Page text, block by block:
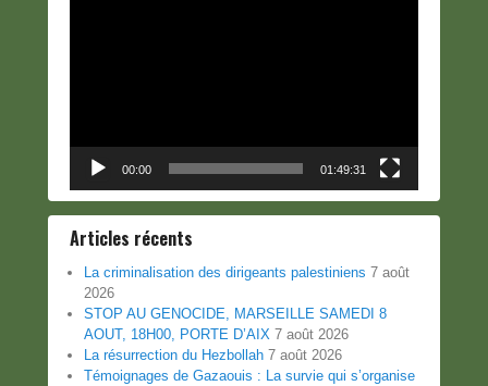
00:00 01:49:31
Articles récents
La criminalisation des dirigeants palestiniens 7 août
2026
STOP AU GENOCIDE, MARSEILLE SAMEDI 8
AOUT, 18H00, PORTE D’AIX 7 août 2026
La résurrection du Hezbollah 7 août 2026
Témoignages de Gazaouis : La survie qui s’organise